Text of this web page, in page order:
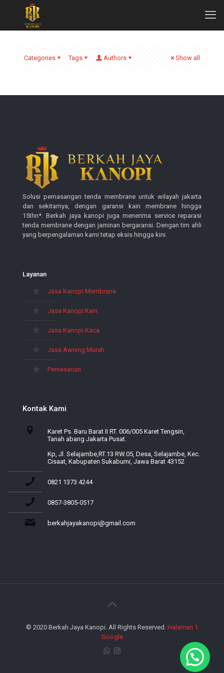
Categories Tags Authors Show all
Solusi pemasangan tenda membrane untuk wilayah jakarta
dan sekitarnya, dengan garansi kain membrane hingga
15thn*. Berkah jaya kanopi juga menerima service reparasi
tenda membrane dengan jaminan bergaransi. Dengan tim ahli
yang berpengalaman kami tetap eksis hingga kini.
Layanan
Jasa Kanopi Membrane
Jasa Kanopi Kain
Jasa Kanopi Kaca
Jasa Awning Murah
Pemesanan
Kontak Kami
Karet Ps. Baru Barat II RT. 006/005 Karet Tengsin,
Tanah abang Jakarta Pusat.
Kp, Jl. Selajambe,RT.13 RW.05, Desa, Selajambe, Kec.
Cisaat, Kabupaten Sukabumi, Jawa Barat 43152
0821 1373 4244
0857-3805-0517
berkahjayakanopi@gmail.com
© 2020 Berkah Jaya Kanopi. All Rights Reserved. Halaman 1
Google